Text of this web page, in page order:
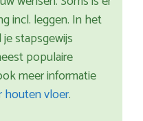
incl. leggen. In het
stapsgewijs
populaire
meer informatie
houten vloer.